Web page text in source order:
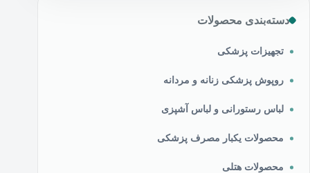
دسته‌بندی محصولات
تجهیزات پزشکی
روپوش پزشکی زنانه و مردانه
لباس رستورانی و لباس آشپزی
محصولات یکبار مصرف پزشکی
محصولات هتلی